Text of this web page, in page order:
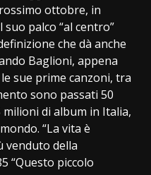
ottobre, in
palco “al centro”
che dà anche
Baglioni, appena
sue prime canzoni, tra
sono passati 50
di album in Italia,
“La vita è
venduto della
“Questo piccolo